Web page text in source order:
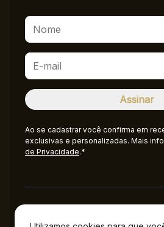
Ao se cadastrar você confirma em
exclusivas e personalizadas. Mais
de Privacidade.*
Administração